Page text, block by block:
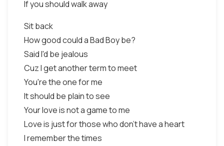
If you should walk away
Sit back
How good could a Bad Boy be?
Said I'd be jealous
Cuz I get another term to meet
You're the one for me
It should be plain to see
Your love is not a game to me
Love is just for those who don't have a heart
I remember the times